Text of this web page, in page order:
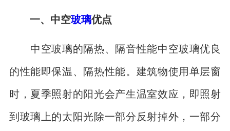
一、中空玻璃优点
中空玻璃的隔热、隔音性能中空玻璃优良
的性能即保温、隔热性能。建筑物使用单层窗
时，夏季照射的阳光会产生温室效应，即照射
到玻璃上的太阳光除一部分反射掉外，一部分